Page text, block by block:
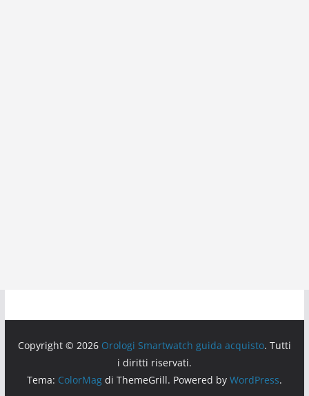
Copyright © 2026 Orologi Smartwatch guida acquisto. Tutti
i diritti riservati.
Tema: ColorMagdi ThemeGrill. Powered by WordPress.